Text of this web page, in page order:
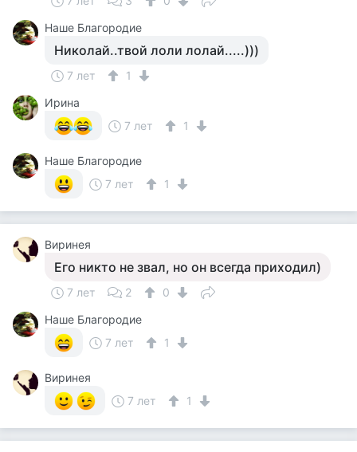
Наше Благородие
Николай..твой лоли лолай.....)))
7 лет
1
Ирина
7 лет
1
Наше Благородие
7 лет
1
Виринея
Его никто не звал, но он всегда приходил)
7 лет 2
0
Наше Благородие
7 лет
1
Виринея
7 лет
1